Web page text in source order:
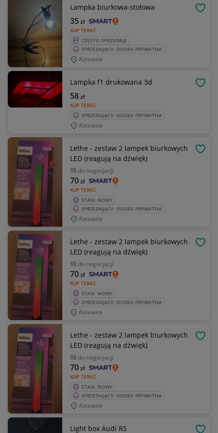
Lampka biurkowa-stołowa
KUP TERAZ
35zł
CZĘSTO SPRZEDAJE
SPRZEDAJĄCY: OSOBA PRYWATNA
Katowice
Lampka f1 drukowana 3d
KUP TERAZ
58zł
SPRZEDAJĄCY: OSOBA PRYWATNA
Katowice
Lethe - zestaw 2 lampek biurkowych
LED (reagują na dźwięk)
do negocjacji
KUP TERAZ
70zł
STAN: NOWY
SPRZEDAJĄCY: OSOBA PRYWATNA
Katowice
Lethe - zestaw 2 lampek biurkowych
LED (reagują na dźwięk)
do negocjacji
KUP TERAZ
70zł
STAN: NOWY
SPRZEDAJĄCY: OSOBA PRYWATNA
Katowice
Lethe - zestaw 2 lampek biurkowych
LED (reagują na dźwięk)
do negocjacji
KUP TERAZ
70zł
STAN: NOWY
SPRZEDAJĄCY: OSOBA PRYWATNA
Katowice
Light box Audi RS